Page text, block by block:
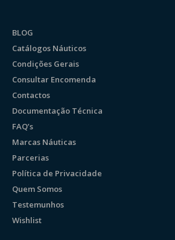
BLOG
Catálogos Náuticos
Condições Gerais
Consultar Encomenda
Contactos
Documentação Técnica
FAQ’s
Marcas Náuticas
Parcerias
Política de Privacidade
Quem Somos
Testemunhos
Wishlist